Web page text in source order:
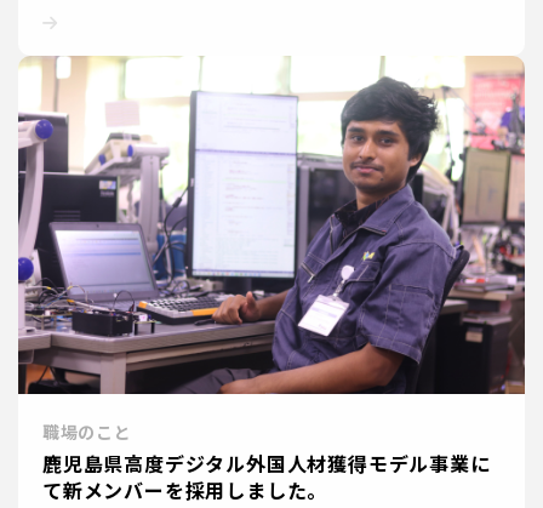
職場のこと
鹿児島県高度デジタル外国人材獲得モデル事業に
て新メンバーを採用しました。